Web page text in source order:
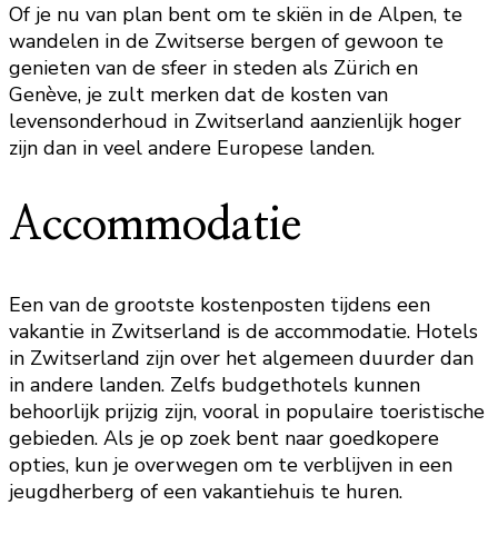
Of je nu van plan bent om te skiën in de Alpen, te
wandelen in de Zwitserse bergen of gewoon te
genieten van de sfeer in steden als Zürich en
Genève, je zult merken dat de kosten van
levensonderhoud in Zwitserland aanzienlijk hoger
zijn dan in veel andere Europese landen.
Accommodatie
Een van de grootste kostenposten tijdens een
vakantie in Zwitserland is de accommodatie. Hotels
in Zwitserland zijn over het algemeen duurder dan
in andere landen. Zelfs budgethotels kunnen
behoorlijk prijzig zijn, vooral in populaire toeristische
gebieden. Als je op zoek bent naar goedkopere
opties, kun je overwegen om te verblijven in een
jeugdherberg of een vakantiehuis te huren.